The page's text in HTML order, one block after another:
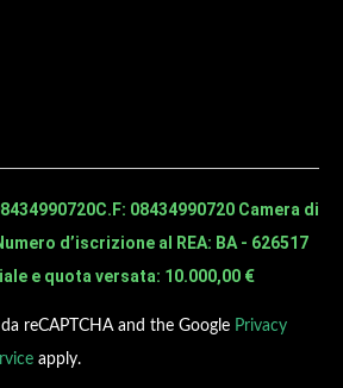
C.F: 08434990720 Camera di
d’iscrizione al REA: BA - 626517
e quota versata: 10.000,00 €
reCAPTCHA and the Google Privacy
apply.